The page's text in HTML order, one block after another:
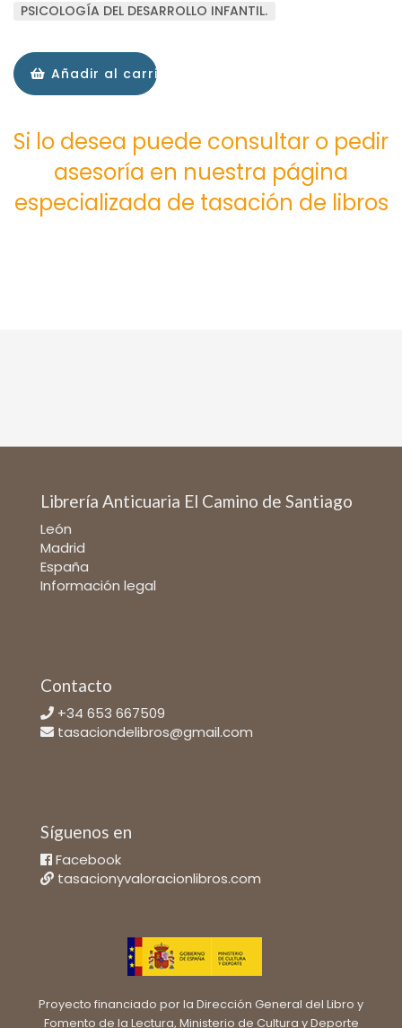
PSICOLOGÍA DEL DESARROLLO INFANTIL.
Añadir al carrito
Si lo desea puede consultar o pedir
asesoría en nuestra página
especializada de tasación de libros
Librería Anticuaria El Camino de Santiago
León
Madrid
España
Información legal
Contacto
+34 653 667509
tasaciondelibros@gmail.com
Síguenos en
Facebook
tasacionyvaloracionlibros.com
Proyecto financiado por la Dirección General del Libro y
Fomento de la Lectura, Ministerio de Cultura y Deporte